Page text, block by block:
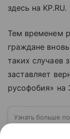
здесь на KP.RU.
Тем временем
граждане
таких случаев
заставляет
русофобия» на
Узнать больше